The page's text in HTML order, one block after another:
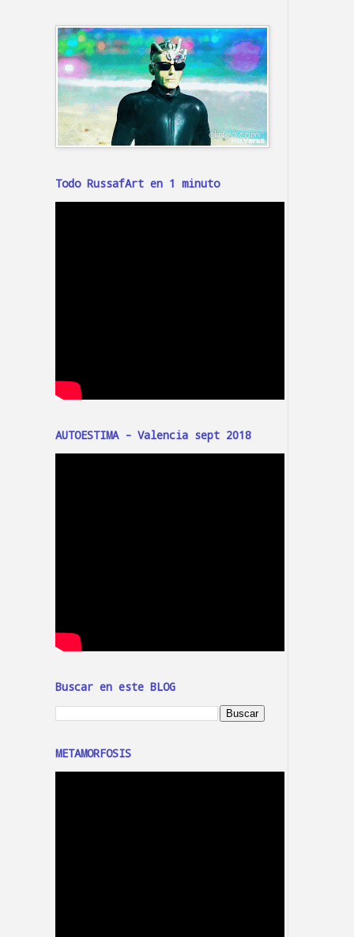
Todo RussafArt en 1 minuto
AUTOESTIMA - Valencia sept 2018
Buscar en este BLOG
METAMORFOSIS